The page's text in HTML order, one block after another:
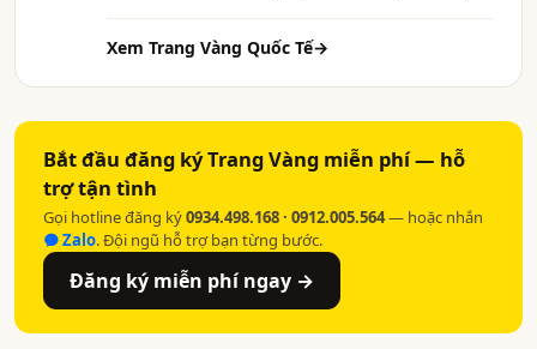
Xem Trang Vàng Quốc Tế→
Bắt đầu đăng ký Trang Vàng miễn phí — hỗ
trợ tận tình
Gọi hotline đăng ký0934.498.168 · 0912.005.564— hoặc nhắn
Zalo. Đội ngũ hỗ trợ bạn từng bước.
Đăng ký miễn phí ngay →